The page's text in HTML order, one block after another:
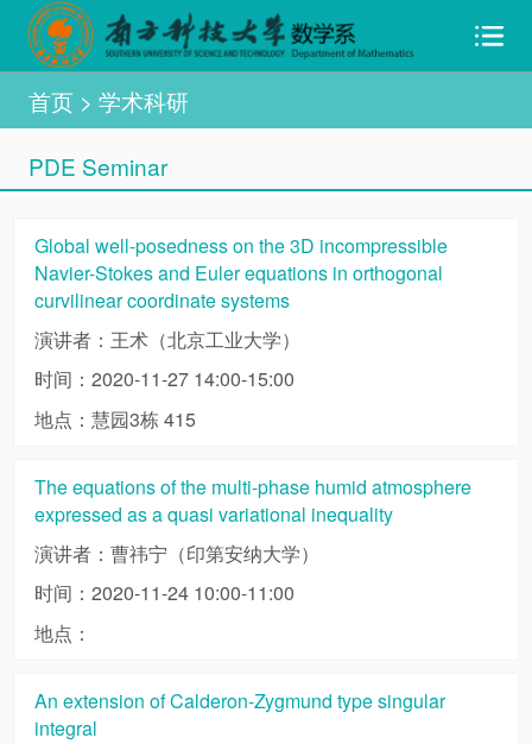
首页> 学术科研
PDE Seminar
Global well-posedness on the 3D incompressible
Navier-Stokes and Euler equations in orthogonal
curvilinear coordinate systems
演讲者：王术（北京工业大学）
时间：2020-11-27 14:00-15:00
地点：慧园3栋 415
The equations of the multi-phase humid atmosphere
expressed as a quasi variational inequality
演讲者：曹祎宁（印第安纳大学）
时间：2020-11-24 10:00-11:00
地点：
An extension of Calderon-Zygmund type singular
integral